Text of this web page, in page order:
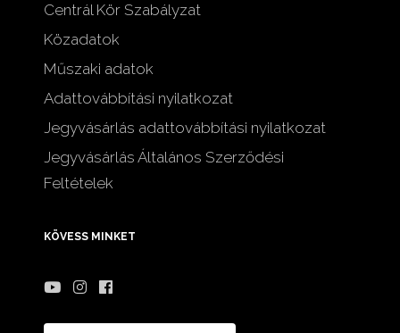
Centrál Kör Szabályzat
Közadatok
Műszaki adatok
Adattovábbítási nyilatkozat
Jegyvásárlás adattovábbítási nyilatkozat
Jegyvásárlás Általános Szerződési
Feltételek
KÖVESS MINKET